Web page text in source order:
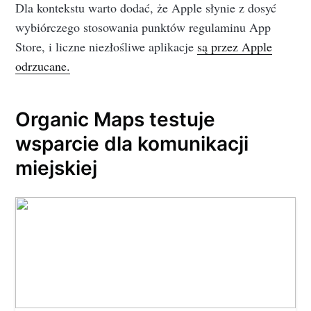
Dla kontekstu warto dodać, że Apple słynie z dosyć
wybiórczego stosowania punktów regulaminu App
Store, i liczne niezłośliwe aplikacje są przez Apple
odrzucane.
Organic Maps testuje
wsparcie dla komunikacji
miejskiej